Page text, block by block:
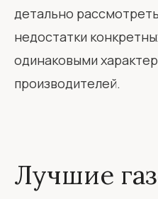
детально
недостатки
одинаковыми
производителей.
Лучшие